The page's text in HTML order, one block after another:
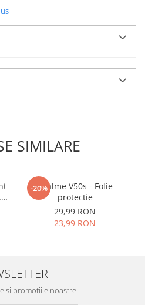
sunt
tu.
folosit in
Glass flexibil.
caNU SE
mii de cioburi
periculoase.
spargere, ci si
ecranul!
9H la
SIMILARE
-20%
Realme V50s - Folie
protectie
29,99 RON
23,99 RON
si promotiile noastre